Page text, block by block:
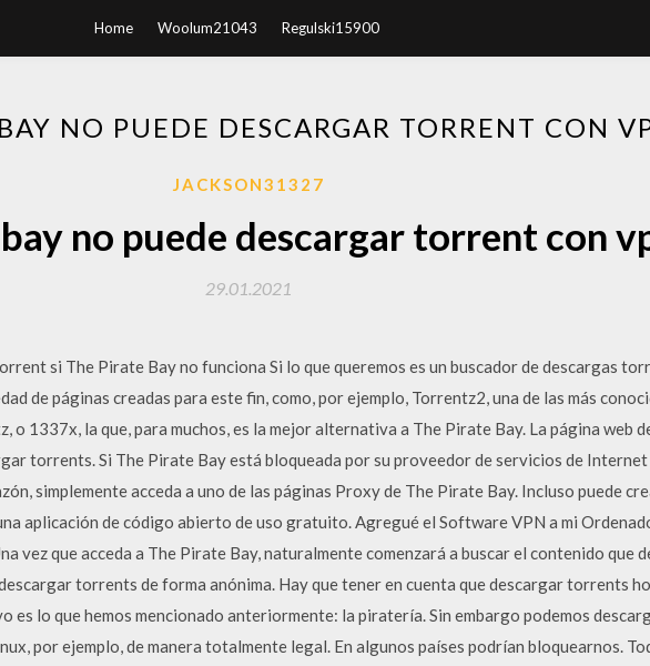
Home Woolum21043 Regulski15900
NO PUEDE DESCARGAR TORRENT CON
JACKSON31327
no puede descargar torrent con
29.01.2021
si The Pirate Bay no funciona Si lo que queremos es un buscador de descargas
de páginas creadas para este fin, como, por ejemplo, Torrentz2, una de las más
o 1337x, la que, para muchos, es la mejor alternativa a The Pirate Bay. La página web
torrents. Si The Pirate Bay está bloqueada por su proveedor de servicios de Internet
simplemente acceda a uno de las páginas Proxy de The Pirate Bay. Incluso puede
aplicación de código abierto de uso gratuito. Agregué el Software VPN a mi
vez que acceda a The Pirate Bay, naturalmente comenzará a buscar el contenido que
torrents de forma anónima. Hay que tener en cuenta que descargar torrents
es lo que hemos mencionado anteriormente: la piratería. Sin embargo podemos
por ejemplo, de manera totalmente legal. En algunos países podrían bloquearnos.